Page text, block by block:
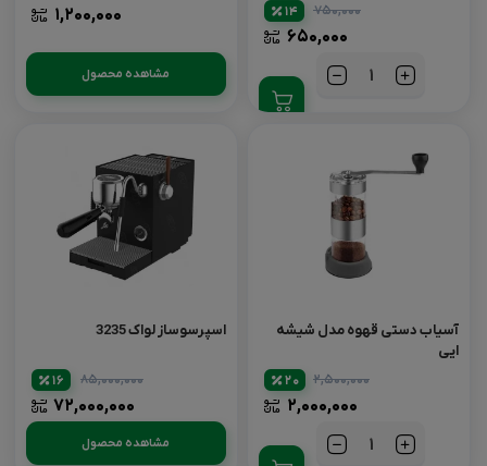
۷۵۰,۰۰۰
۶۵۰,۰۰۰
14
تعداد
۱,۲۰۰,۰۰۰
مشاهده محصول
آسیاب دستی قهوه مدل شیشه
ایی
۲,۵۰۰,۰۰۰
۲,۰۰۰,۰۰۰
20
تعداد
اسپرسوساز لواک 3235
۸۵,۰۰۰,۰۰۰
۷۲,۰۰۰,۰۰۰
16
مشاهده محصول